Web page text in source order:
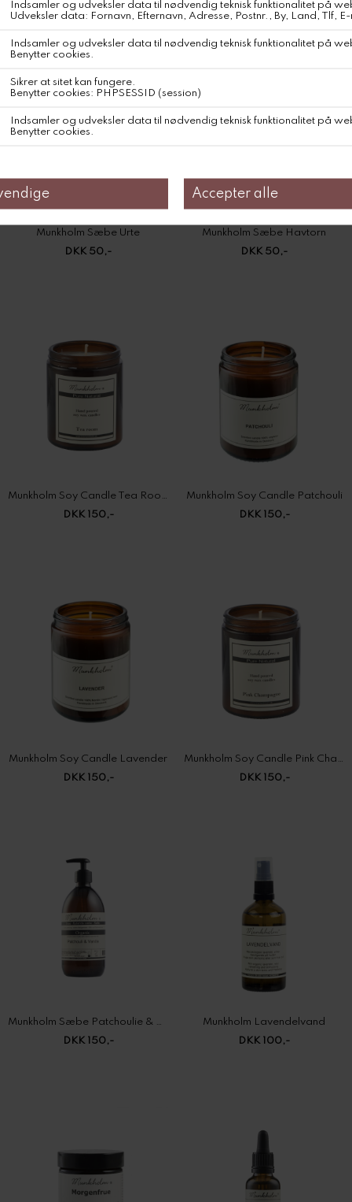
Munkholm Sæbe Urte
DKK 50,-
Munkholm Sæbe Havtorn
DKK 50,-
Munkholm Soy Candle Tea Room
DKK 150,-
Munkholm Soy Candle Patchouli
DKK 150,-
Munkholm Soy Candle Lavender
DKK 150,-
Munkholm Soy Candle Pink Champagne
DKK 150,-
Munkholm Sæbe Patchoulie & Vanille
DKK 150,-
Munkholm Lavendelvand
DKK 100,-